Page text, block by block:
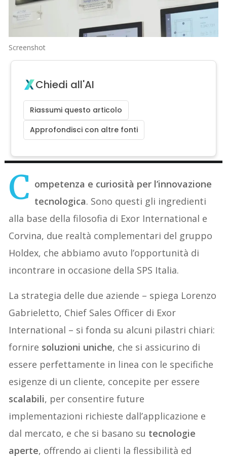
Screenshot
Chiedi all'AI
Riassumi questo articolo
Approfondisci con altre fonti
C ompetenza e curiosità per l’innovazione
tecnologica. Sono questi gli ingredienti
alla base della filosofia di Exor International e
Corvina, due realtà complementari del gruppo
Holdex, che abbiamo avuto l’opportunità di
incontrare in occasione della SPS Italia.
La strategia delle due aziende – spiega Lorenzo
Gabrieletto, Chief Sales Officer di Exor
International – si fonda su alcuni pilastri chiari:
fornire soluzioni uniche, che si assicurino di
essere perfettamente in linea con le specifiche
esigenze di un cliente, concepite per essere
scalabili, per consentire future
implementazioni richieste dall’applicazione e
dal mercato, e che si basano su tecnologie
aperte, offrendo ai clienti la flessibilità ed